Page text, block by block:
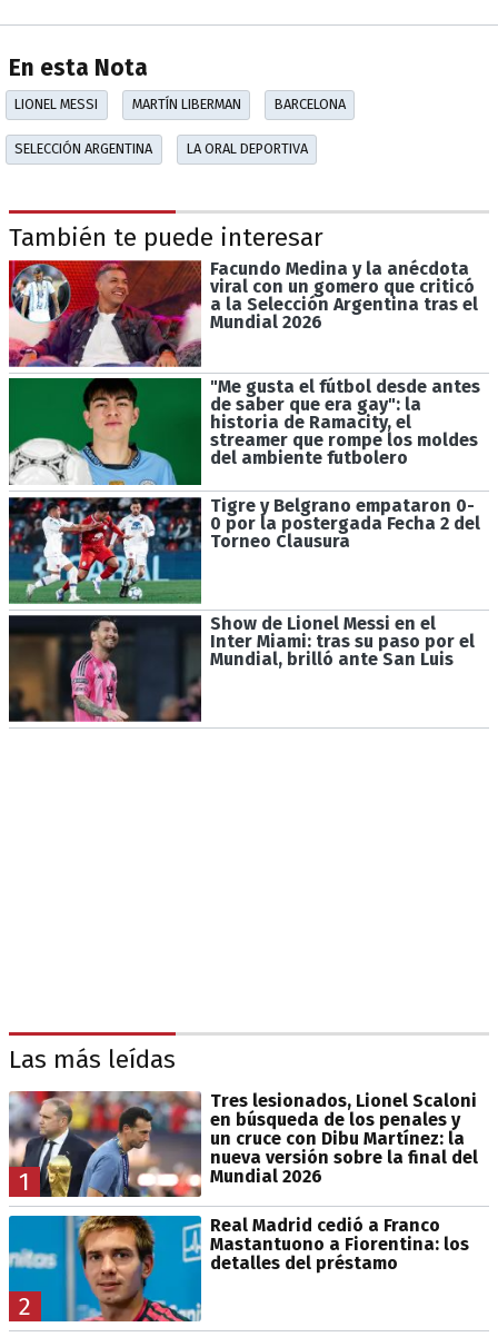
En esta Nota
LIONEL MESSI MARTÍN LIBERMAN BARCELONA
SELECCIÓN ARGENTINA LA ORAL DEPORTIVA
También te puede interesar
Facundo Medina y la anécdota
viral con un gomero que criticó
a la Selección Argentina tras el
Mundial 2026
"Me gusta el fútbol desde antes
de saber que era gay": la
historia de Ramacity, el
streamer que rompe los moldes
del ambiente futbolero
Tigre y Belgrano empataron 0-
0 por la postergada Fecha 2 del
Torneo Clausura
Show de Lionel Messi en el
Inter Miami: tras su paso por el
Mundial, brilló ante San Luis
Las más leídas
1
Tres lesionados, Lionel Scaloni
en búsqueda de los penales y
un cruce con Dibu Martínez: la
nueva versión sobre la final del
Mundial 2026
2
Real Madrid cedió a Franco
Mastantuono a Fiorentina: los
detalles del préstamo